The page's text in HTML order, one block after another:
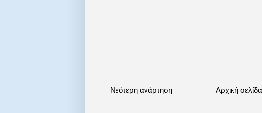
Νεότερη ανάρτηση Αρχική σελίδα